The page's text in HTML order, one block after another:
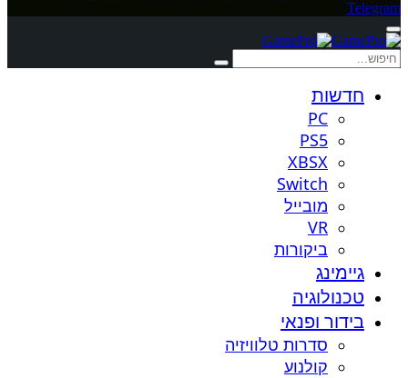
Telegram
חדשות
PC
PS5
XBSX
Switch
מובייל
VR
ביקורות
גיימינג
טכנולוגיה
בידור ופנאי
סדרות טלוויזיה
קולנוע